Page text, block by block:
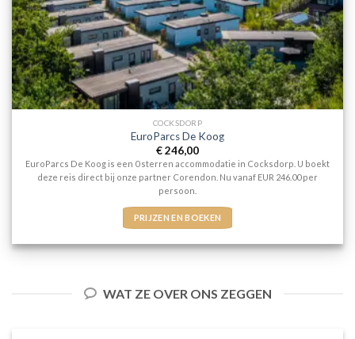
COCKSDORP
EuroParcs De Koog
€246,00
EuroParcs De Koog is een 0 sterren accommodatie in Cocksdorp. U boekt
deze reis direct bij onze partner Corendon. Nu vanaf EUR 246.00 per
persoon.
PRIJZEN EN BOEKEN
WAT ZE OVER ONS ZEGGEN